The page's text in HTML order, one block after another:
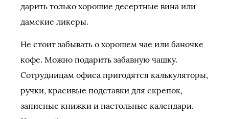
дарить только хорошие десертные вина или
дамские ликеры.
Не стоит забывать о хорошем чае или баночке
кофе. Можно подарить забавную чашку.
Сотрудницам офиса пригодятся калькуляторы,
ручки, красивые подставки для скрепок,
записные книжки и настольные календари.